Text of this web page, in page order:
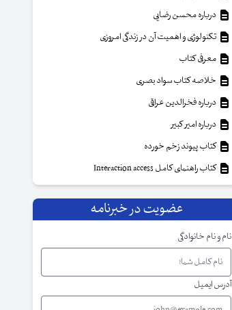
درباره محسن رضایی
تکنولوژی و اهمیت آن در زندگی امروزی
معرفی کتاب
خلاصه کتاب سواد بصری
درباره فخرالدین عراقی
درباره امیر کبیر
کتاب پیوند زخم خورده
کتاب راهنمای کامل Interaction access
عضویت در خبرنامه
نام و نام خانوادگی
آدرس ایمیل